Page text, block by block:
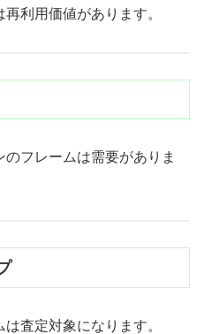
利用価値があります。
フレームは需要がありま
査定対象になります。